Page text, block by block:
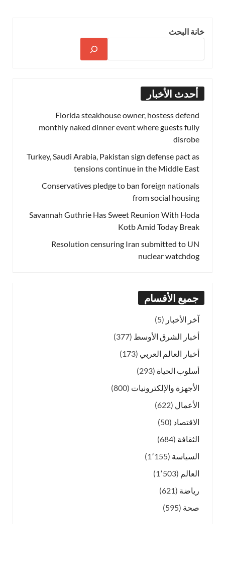
خانة البحث
أحدث الأخبار
Florida steakhouse owner, hostess defend
monthly naked dinner event where guests fully
disrobe
Turkey, Saudi Arabia, Pakistan sign defense pact as
tensions continue in the Middle East
Conservatives pledge to ban foreign nationals
from social housing
Savannah Guthrie Has Sweet Reunion With Hoda
Kotb Amid Today Break
Resolution censuring Iran submitted to UN
nuclear watchdog
جميع الأقسام
آخر الأخبار (5)
أخبار الشرق الأوسط (377)
أخبار العالم العربي (173)
أسلوب الحياة (293)
الأجهزة والإلكترونيات (800)
الأعمال (622)
الاقتصاد (50)
الثقافة (684)
السياسة (1٬155)
العالم (1٬503)
رياضة (621)
صحة (595)